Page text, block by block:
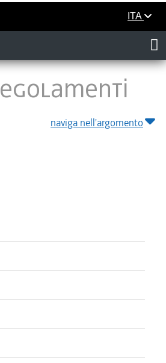
ITA
naviga nell'argomento